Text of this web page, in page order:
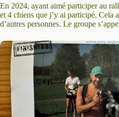
En 2024, ayant aimé participer au
et 4 chiens que j’y ai participé. Cela
d’autres personnes. Le groupe